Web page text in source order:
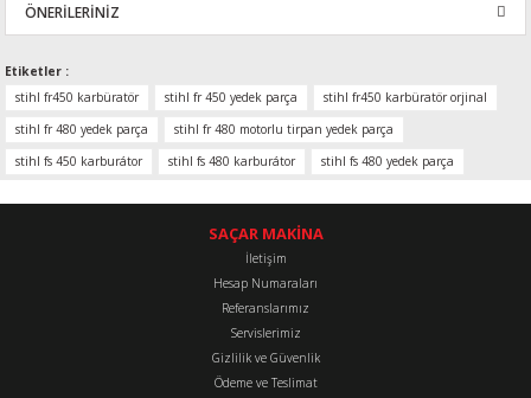
ÖNERİLERİNİZ
Bu ürünün fiyat bilgisi, resim, ürün açıklamalarında ve diğer
konularda yetersiz gördüğünüz noktaları öneri formunu kullanarak
Görüş ve önerileriniz için teşekkür ederiz.
Ürün açıklamasında eksik bilgiler bulunuyor.
Ürün bilgilerinde hatalar bulunuyor.
Ürün fiyatı diğer sitelerden daha pahalı.
Bu ürüne benzer farklı alternatifler olmalı.
Etiketler :
stihl fr450 karbüratör
stihl fr 450 yedek parça
stihl fr450 karbüratör orjinal
stihl fr 480 yedek parça
stihl fr 480 motorlu tirpan yedek parça
stihl fs 450 karburátor
stihl fs 480 karburátor stihl fs 480 yedek parça
SAÇAR MAKİNA
İletişim
Hesap Numaraları
Referanslarımız
Servislerimiz
Gizlilik ve Güvenlik
Ödeme ve Teslimat